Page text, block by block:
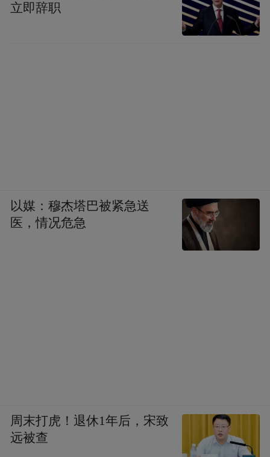
立即辞职
以媒：穆杰塔巴被紧急送
医，情况危急
周末打虎！退休1年后，宋致
远被查